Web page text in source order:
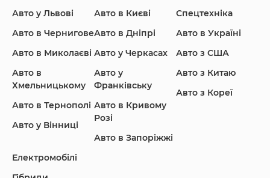
Honda Hyundai
Infiniti Jaguar Jeep
Land Rover
Авто у Львові
Авто в Чернигове
Авто в Миколаєві
Авто в
Хмельницькому
Авто в Тернополі
Авто у Вінниці
Авто в Києві
Авто в Дніпрі
Авто у Черкасах
Авто у
Франківську
Авто в Кривому
Розі
Авто в Запоріжжі
Спецтехніка
Авто в Україні
Авто з США
Авто з Китаю
Авто з Кореї
Електромобілі